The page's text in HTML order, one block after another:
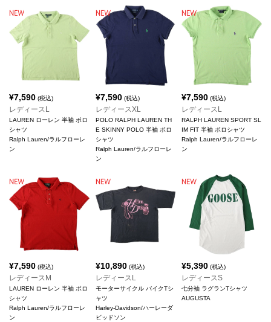
¥7,590 (税込)
レディースL
LAUREN ローレン 半袖 ポロ
シャツ
Ralph Lauren/ラルフローレ
ン
¥7,590(税込)
レディースXL
POLO RALPH LAUREN TH
E SKINNY POLO 半袖 ポロ
シャツ
Ralph Lauren/ラルフローレ
ン
¥7,590 (税込)
レディースL
RALPH LAUREN SPORT SL
IM FIT 半袖 ポロシャツ
Ralph Lauren/ラルフローレ
ン
¥7,590 (税込)
レディースM
LAUREN ローレン 半袖 ポロ
シャツ
Ralph Lauren/ラルフローレ
ン
¥10,890(税込)
レディースL
モーターサイクル バイクTシ
ャツ
Harley-Davidson/ハーレーダ
ビッドソン
¥5,390 (税込)
レディースS
七分袖 ラグランTシャツ
AUGUSTA